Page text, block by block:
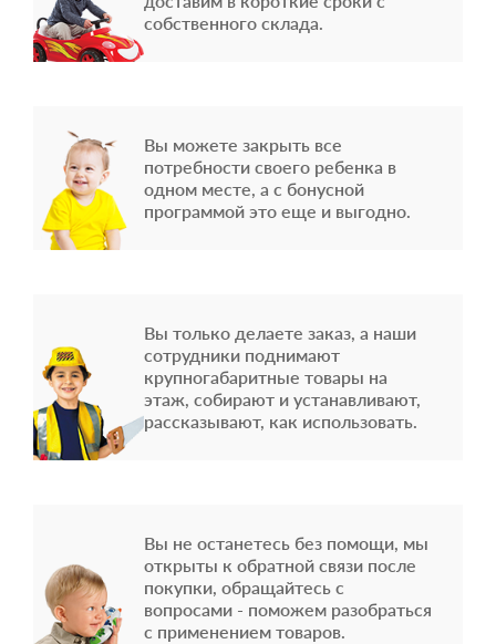
собственного склада.
Вы можете закрыть все
потребности своего ребенка в
одном месте, а с бонусной
программой это еще и выгодно.
Вы только делаете заказ, а наши
сотрудники поднимают
крупногабаритные товары на
этаж, собирают и устанавливают,
рассказывают, как использовать.
Вы не останетесь без помощи, мы
открыты к обратной связи после
покупки, обращайтесь с
вопросами - поможем разобраться
с применением товаров.